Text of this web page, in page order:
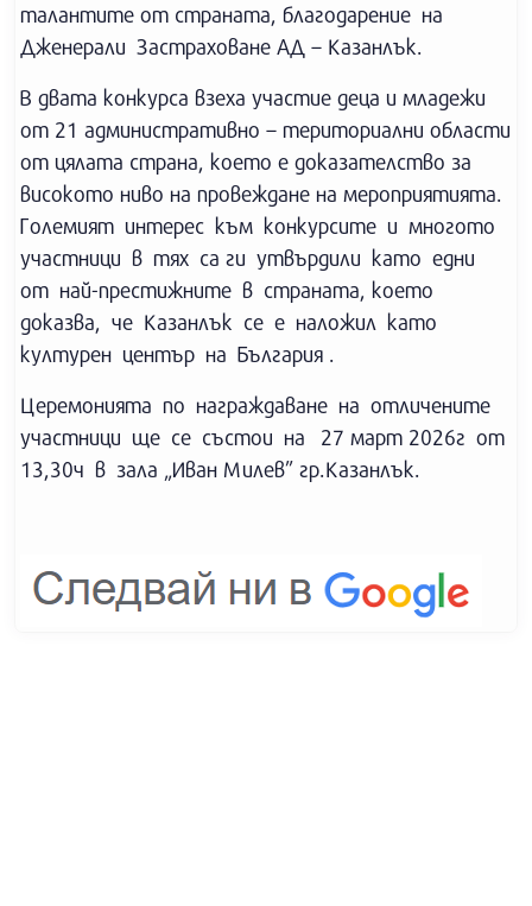
талантите от страната, благодарение на
Дженерали Застраховане АД – Казанлък.
В двата конкурса взеха участие деца и младежи
от 21 административно – териториални области
от цялата страна, което е доказателство за
високото ниво на провеждане на мероприятията.
Големият интерес към конкурсите и многото
участници в тях са ги утвърдили като едни
от най-престижните в страната, което
доказва, че Казанлък се е наложил като
културен център на България .
Церемонията по награждаване на отличените
участници ще се състои на 27 март 2026г от
13,30ч в зала „Иван Милев” гр.Казанлък.